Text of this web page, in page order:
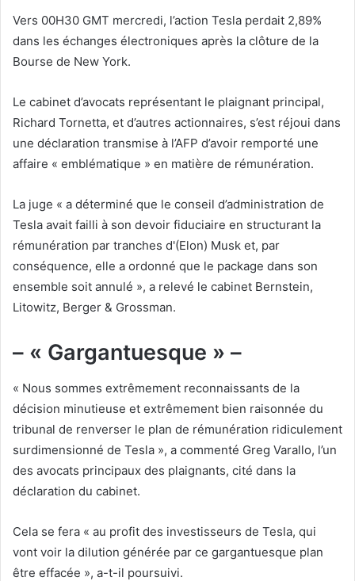
Vers 00H30 GMT mercredi, l’action Tesla perdait 2,89%
dans les échanges électroniques après la clôture de la
Bourse de New York.
Le cabinet d’avocats représentant le plaignant principal,
Richard Tornetta, et d’autres actionnaires, s’est réjoui dans
une déclaration transmise à l’AFP d’avoir remporté une
affaire « emblématique » en matière de rémunération.
La juge « a déterminé que le conseil d’administration de
Tesla avait failli à son devoir fiduciaire en structurant la
rémunération par tranches d'(Elon) Musk et, par
conséquence, elle a ordonné que le package dans son
ensemble soit annulé », a relevé le cabinet Bernstein,
Litowitz, Berger & Grossman.
– « Gargantuesque » –
« Nous sommes extrêmement reconnaissants de la
décision minutieuse et extrêmement bien raisonnée du
tribunal de renverser le plan de rémunération ridiculement
surdimensionné de Tesla », a commenté Greg Varallo, l’un
des avocats principaux des plaignants, cité dans la
déclaration du cabinet.
Cela se fera « au profit des investisseurs de Tesla, qui
vont voir la dilution générée par ce gargantuesque plan
être effacée », a-t-il poursuivi.